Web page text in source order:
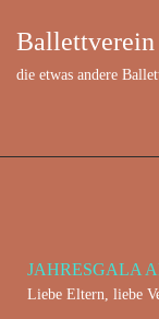
Ballettverein
die etwas andere
März 27, 2022
JAHRESGALA
Liebe Eltern, liebe